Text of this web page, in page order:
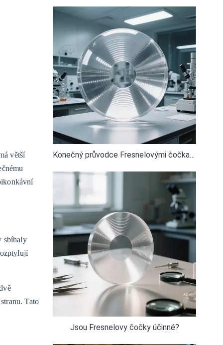
větší
sbíhaly
Tato
Konečný průvodce Fresnelovými čočkami
Jsou Fresnelovy čočky účinné?